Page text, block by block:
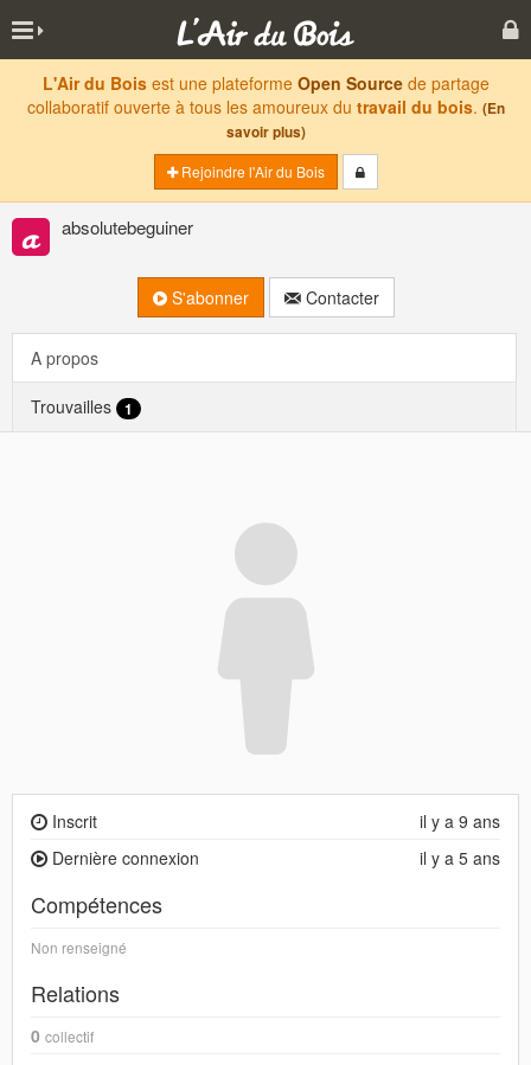
L'Air du Boisest une plateforme Open Sourcede partage
collaboratif ouverte à tous les amoureux du travail du bois. (En
savoir plus)
Rejoindre l'Air du Bois
absolutebeguiner
S'abonner Contacter
A propos
Trouvailles 1
il y a 9 ans
Inscrit
il y a 5 ans
Dernière connexion
Compétences
Non renseigné
Relations
0 collectif